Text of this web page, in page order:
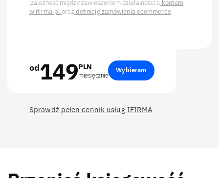
,zależność między zawieszeniem działalności a kontem
w ifirma.plorazdefinicję zamówienia ecommerce.
od149PLN
miesięcznie
Wybieram
Sprawdź pełen cennik usług IFIRMA